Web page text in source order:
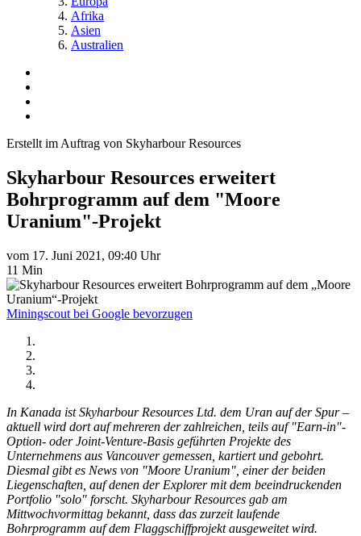
Afrika
Asien
Australien
Erstellt im Auftrag von Skyharbour Resources
Skyharbour Resources erweitert
Bohrprogramm auf dem "Moore
Uranium"-Projekt
vom 17. Juni 2021, 09:40 Uhr
11 Min
Miningscout bei Google bevorzugen
In Kanada ist Skyharbour Resources Ltd. dem Uran auf der Spur –
aktuell wird dort auf mehreren der zahlreichen, teils auf "Earn-in"-
Option- oder Joint-Venture-Basis geführten Projekte des
Unternehmens aus Vancouver gemessen, kartiert und gebohrt.
Diesmal gibt es News von "Moore Uranium", einer der beiden
Liegenschaften, auf denen der Explorer mit dem beeindruckenden
Portfolio "solo" forscht. Skyharbour Resources gab am
Mittwochvormittag bekannt, dass das zurzeit laufende
Bohrprogramm auf dem Flaggschiffprojekt ausgeweitet wird.